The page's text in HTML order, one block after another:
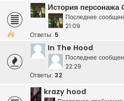
История
Последнее
21:09
Ответы: 5
In The Hood
Последнее
22:29
Ответы: 32
krazy hood